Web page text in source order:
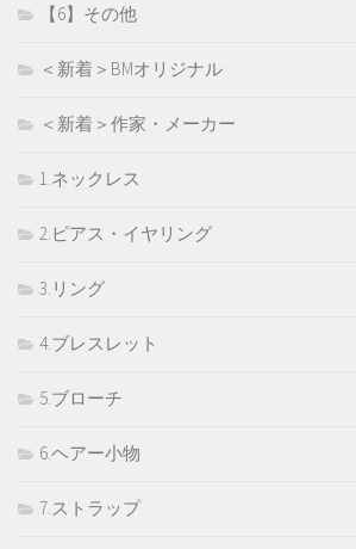
【6】その他
＜新着＞BMオリジナル
＜新着＞作家・メーカー
1.ネックレス
2.ピアス・イヤリング
3.リング
4.ブレスレット
5.ブローチ
6.ヘアー小物
7.ストラップ